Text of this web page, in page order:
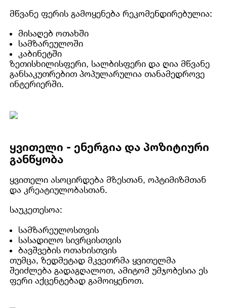
მწვანე ფერის გამოყენება რეკომენდირებულია:
მისაღებ ოთახში
სამზარეულოში
კაბინეტში
ზეთისხილისფერი, სალბისფერი და ღია მწვანე
განსაკუთრებით პოპულარულია თანამედროვე
ინტერიერში.
ყვითელი - ენერგია და პოზიტიური
განწყობა
ყვითელი ასოცირდება მზესთან, ოპტიმიზმთან
და კრეატიულობასთან.
საუკეთესოა:
სამზარეულოსთვის
სასადილო სივრცისთვის
ბავშვების ოთახისთვის
თუმცა, ზედმეტად მკვეთრმა ყვითელმა
შეიძლება გადაგღალოთ, ამიტომ უმჯობესია ეს
ფერი აქცენტებად გამოიყენოთ.